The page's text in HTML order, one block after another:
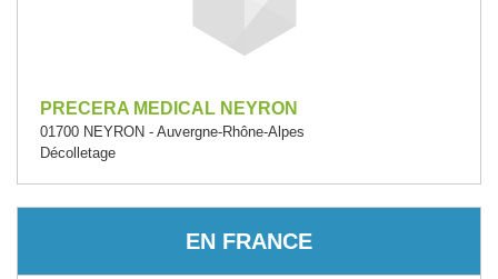
PRECERA MEDICAL NEYRON
01700 NEYRON - Auvergne-Rhône-Alpes
Décolletage
EN FRANCE